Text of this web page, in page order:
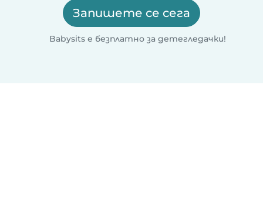
Запишете се сега
Babysits е безплатно за детегледачки!